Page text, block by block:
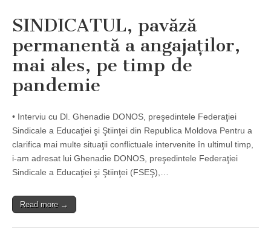
SINDICATUL, pavăză
permanentă a angajaţilor,
mai ales, pe timp de
pandemie
• Interviu cu Dl. Ghenadie DONOS, preşedintele Federaţiei
Sindicale a Educaţiei şi Ştiinţei din Republica Moldova Pentru a
clarifica mai multe situaţii conflictuale intervenite în ultimul timp,
i-am adresat lui Ghenadie DONOS, preşedintele Federaţiei
Sindicale a Educaţiei şi Ştiinţei (FSEŞ),…
Read more →